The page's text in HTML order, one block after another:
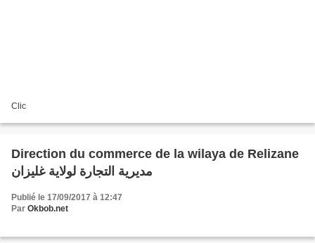
Clic
Direction du commerce de la wilaya de Relizane
مديرية التجارة لولاية غليزان
Publié le 17/09/2017 à 12:47
Par Okbob.net